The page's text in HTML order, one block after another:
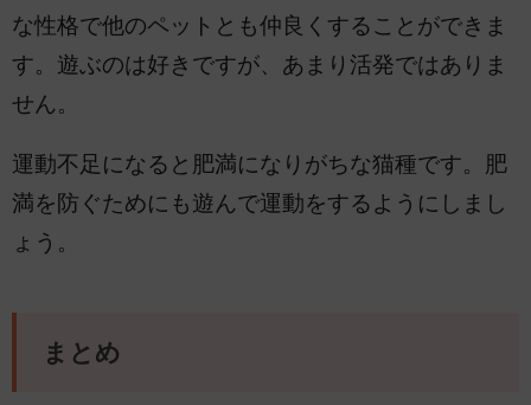
な性格で他のペットとも仲良くすることができま
す。遊ぶのは好きですが、あまり活発ではありま
せん。
運動不足になると肥満になりがちな猫種です。肥
満を防ぐためにも遊んで運動をするようにしまし
ょう。
まとめ